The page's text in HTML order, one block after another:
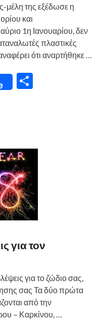
μέλη της εξέδωσε η
και
1η Ιανουαρίου, δεν
πλαστικές
ότι αναρτήθηκε …
σ
ε
για τον
για το ζώδιο σας,
σας Τα δύο πρώτα
από την
– Καρκίνου, …